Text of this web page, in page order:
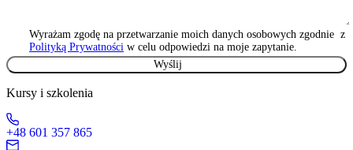
Wyrażam zgodę na przetwarzanie moich danych osobowych zgodnie z
Polityką Prywatności w celu odpowiedzi na moje zapytanie.
Kursy i szkolenia
+48 601 357 865